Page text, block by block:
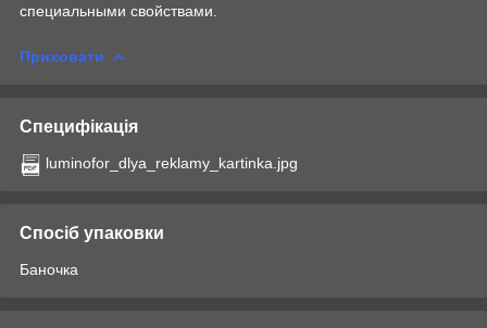
специальными свойствами.
Приховати
Специфікація
luminofor_dlya_reklamy_kartinka.jpg
Спосіб упаковки
Баночка